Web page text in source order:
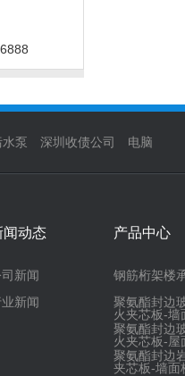
泵 深圳收债公司 电脑
闻动态
新闻
新闻
产品中心
钢筋桁架楼
聚氨酯封边
火夹芯板-墙
聚氨酯封边
火夹芯板-屋
聚氨酯封边
夹芯板-墙面